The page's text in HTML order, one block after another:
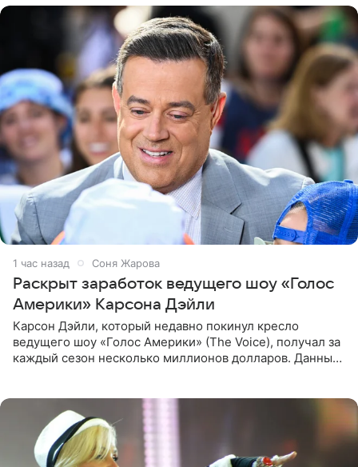
1 час назад Соня Жарова
Раскрыт заработок ведущего шоу «Голос
Америки» Карсона Дэйли
Карсон Дэйли, который недавно покинул кресло
ведущего шоу «Голос Америки» (The Voice), получал за
каждый сезон несколько миллионов долларов. Данные